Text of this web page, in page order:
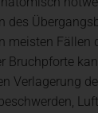
des
meisten Fällen
Bruchpforte
Verlagerung